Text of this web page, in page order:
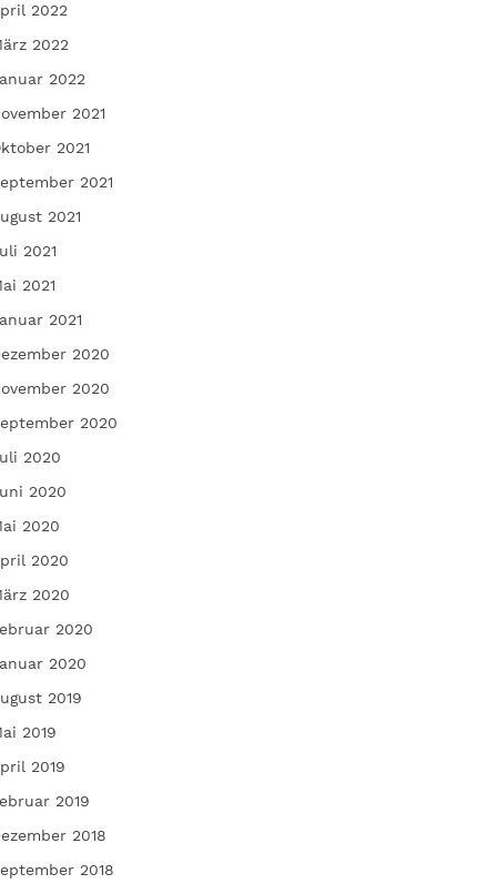
2022
2022
2022
2021
2021
2021
2021
2021
2021
2021
2020
2020
2020
2020
2020
2020
2020
2020
2020
2020
2019
2019
2019
2019
2018
2018